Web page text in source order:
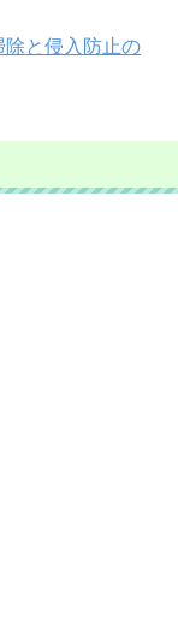
除と侵入防止の